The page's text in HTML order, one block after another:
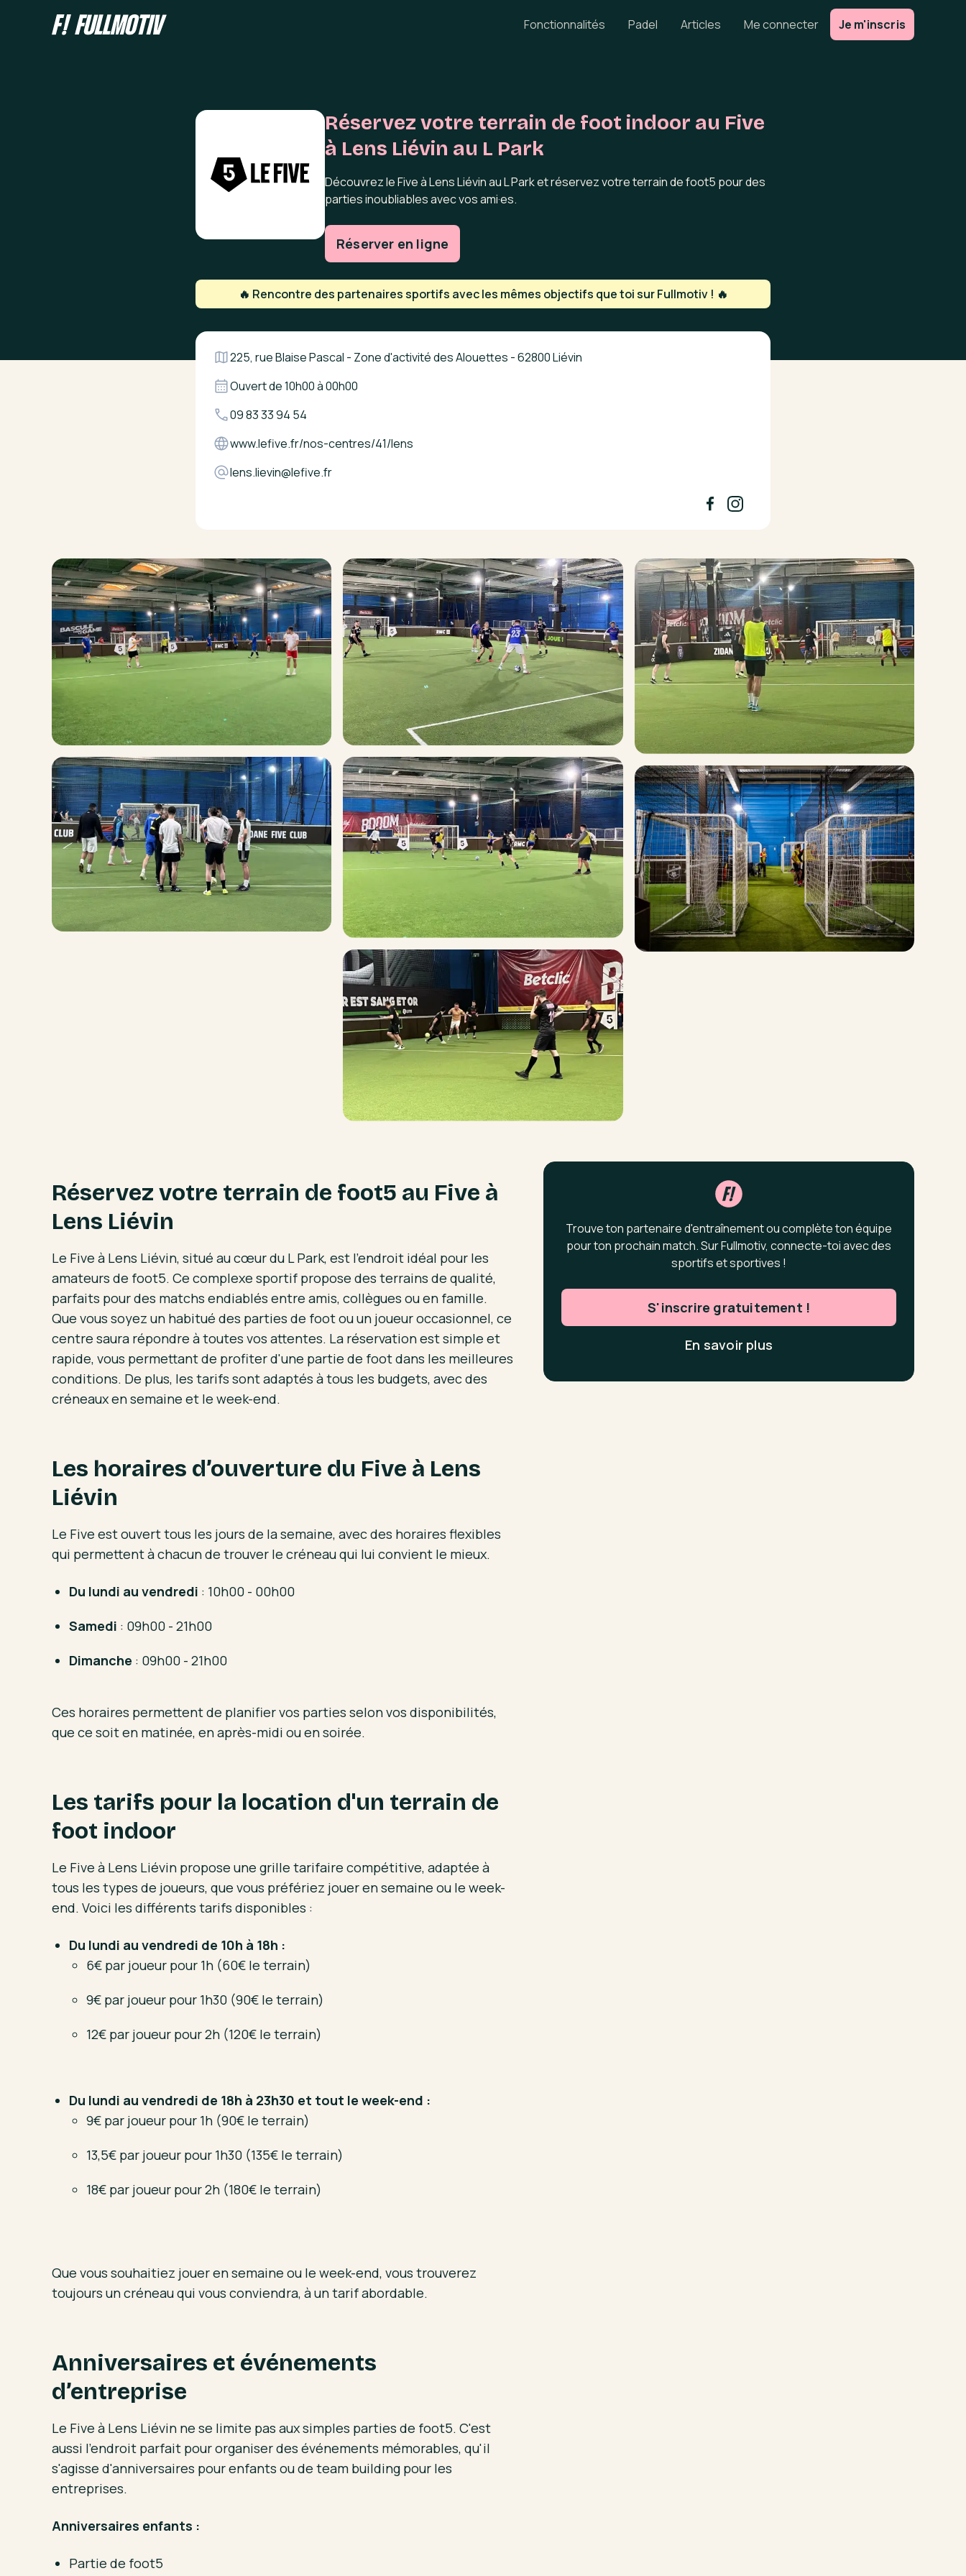
Fonctionnalités Padel Articles Me connecter Je m'inscris
Réservez votre terrain de foot indoor au Five
à Lens Liévin au L Park
Découvrez le Five à Lens Liévin au L Park et réservez votre terrain de foot5 pour des
parties inoubliables avec vos ami·es.
Réserver en ligne
🔥 Rencontre des partenaires sportifs avec les mêmes objectifs que toi sur Fullmotiv ! 🔥
225, rue Blaise Pascal - Zone d'activité des Alouettes - 62800 Liévin
Ouvert de10h00à00h00
09 83 33 94 54
www.lefive.fr/nos-centres/41/lens
lens.lievin@lefive.fr
Réservez votre terrain de foot5 au Five à
Lens Liévin
Le Five à Lens Liévin, situé au cœur du L Park, est l'endroit idéal pour les
amateurs de foot5. Ce complexe sportif propose des terrains de qualité,
parfaits pour des matchs endiablés entre amis, collègues ou en famille.
Que vous soyez un habitué des parties de foot ou un joueur occasionnel, ce
centre saura répondre à toutes vos attentes. La réservation est simple et
rapide, vous permettant de profiter d'une partie de foot dans les meilleures
conditions. De plus, les tarifs sont adaptés à tous les budgets, avec des
créneaux en semaine et le week-end.
Les horaires d’ouverture du Five à Lens
Liévin
Le Five est ouvert tous les jours de la semaine, avec des horaires flexibles
qui permettent à chacun de trouver le créneau qui lui convient le mieux.
Du lundi au vendredi : 10h00 - 00h00
Samedi : 09h00 - 21h00
Dimanche : 09h00 - 21h00
Ces horaires permettent de planifier vos parties selon vos disponibilités,
que ce soit en matinée, en après-midi ou en soirée.
Les tarifs pour la location d'un terrain de
foot indoor
Le Five à Lens Liévin propose une grille tarifaire compétitive, adaptée à
tous les types de joueurs, que vous préfériez jouer en semaine ou le week-
end. Voici les différents tarifs disponibles :
Du lundi au vendredi de 10h à 18h :
6€ par joueur pour 1h (60€ le terrain)
9€ par joueur pour 1h30 (90€ le terrain)
12€ par joueur pour 2h (120€ le terrain)
Du lundi au vendredi de 18h à 23h30 et tout le week-end :
9€ par joueur pour 1h (90€ le terrain)
13,5€ par joueur pour 1h30 (135€ le terrain)
18€ par joueur pour 2h (180€ le terrain)
Que vous souhaitiez jouer en semaine ou le week-end, vous trouverez
toujours un créneau qui vous conviendra, à un tarif abordable.
Anniversaires et événements
d’entreprise
Le Five à Lens Liévin ne se limite pas aux simples parties de foot5. C'est
aussi l'endroit parfait pour organiser des événements mémorables, qu'il
s'agisse d'anniversaires pour enfants ou de team building pour les
entreprises.
Anniversaires enfants :
Partie de foot5
Trouve ton partenaire d'entraînement ou complète ton équipe
pour ton prochain match. Sur Fullmotiv, connecte-toi avec des
sportifs et sportives !
S'inscrire gratuitement !
En savoir plus